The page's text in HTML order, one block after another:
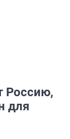
Россию,
для